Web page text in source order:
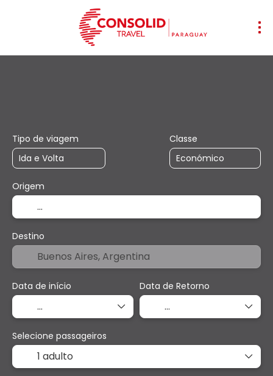
Tipo de viagem Classe
Origem
Destino
Data de início Data de Retorno
Selecione passageiros
1 adulto